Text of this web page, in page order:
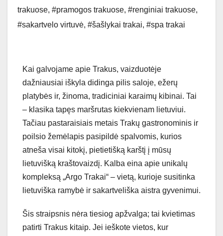
trakuose, #pramogos trakuose, #renginiai trakuose,
#sakartvelo virtuvė, #šašlykai trakai, #spa trakai
Kai galvojame apie Trakus, vaizduotėje
dažniausiai iškyla didinga pilis saloje, ežerų
platybės ir, žinoma, tradiciniai karaimų kibinai. Tai
– klasika tapęs maršrutas kiekvienam lietuviui.
Tačiau pastaraisiais metais Trakų gastronominis ir
poilsio žemėlapis pasipildė spalvomis, kurios
atneša visai kitokį, pietietišką karštį į mūsų
lietuvišką kraštovaizdį. Kalba eina apie unikalų
kompleksą „Argo Trakai“ – vietą, kurioje susitinka
lietuviška ramybė ir sakartveliška aistra gyvenimui.
Šis straipsnis nėra tiesiog apžvalga; tai kvietimas
patirti Trakus kitaip. Jei ieškote vietos, kur